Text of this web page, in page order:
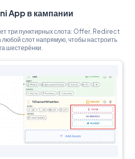
App в кампании
три пунктирных слота: Offer, Redirect
слот напрямую, чтобы настроить
шестерёнки.